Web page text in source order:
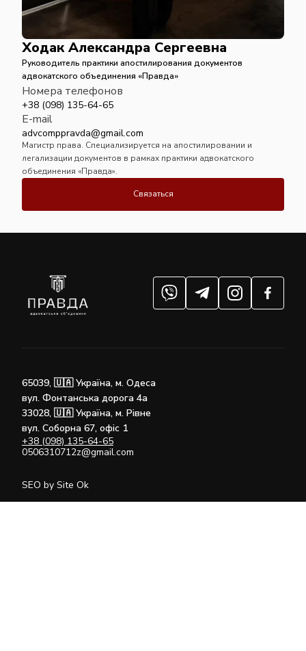
Ходак Александра Сергеевна
Руководитель практики апостилирования документов
адвокатского объединения «Правда»
Номера телефонов
+38 (098) 135-64-65
E-mail
advcomppravda@gmail.com
Магистр права. Специализируется на апостилировании и
легализации документов в рамках практики адвокатского
объединения «Правда».
Связаться
65039, 🇺🇦 Україна, м. Одеса
вул. Фонтанська дорога 4а
33028, 🇺🇦 Україна, м. Рівне
вул. Соборна 67, офіс 1
+38 (098) 135-64-65
0506310712z@gmail.com
SEO by Site Ok